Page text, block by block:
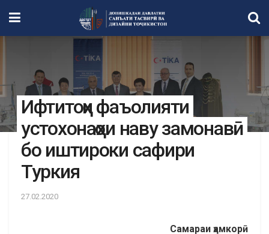
Ифтитоҳи фаъолияти
устохонаҳои наву замонавӣ
бо иштироки сафири
Туркия
27.02.2020
Самараи ҳамкорӣ